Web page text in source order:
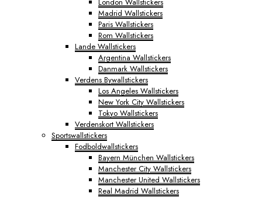
Madrid Wallstickers
Paris Wallstickers
Rom Wallstickers
Lande Wallstickers
Argentina Wallstickers
Danmark Wallstickers
Verdens Bywallstickers
Los Angeles Wallstickers
New York City Wallstickers
Tokyo Wallstickers
Verdenskort Wallstickers
Sportswallstickers
Fodboldwallstickers
Bayern München Wallstickers
Manchester City Wallstickers
Manchester United Wallstickers
Real Madrid Wallstickers